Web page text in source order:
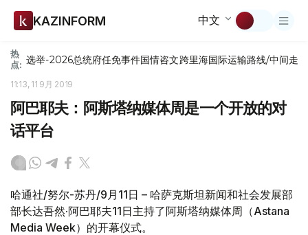
KAZINFORM 中文
热
点: 选举-2026总统府任免事件国情咨文跨里海国际运输路线/中间走廊
11:13, 11 9月 2019
阿巴耶夫：阿斯塔纳媒体周是一个开放的对
话平台
哈通社/努尔-苏丹/9月11日 – 哈萨克斯坦新闻和社会发展部
部长达吾然·阿巴耶夫11日主持了阿斯塔纳媒体周（Astana
Media Week）的开幕仪式。